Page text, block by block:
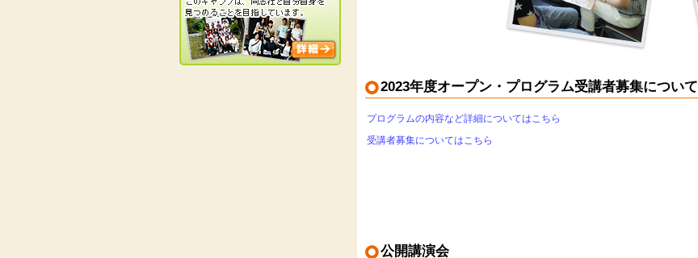
2023年度オープン・プログラム受講者募集について
プログラムの内容など詳細についてはこちら
受講者募集についてはこちら
公開講演会